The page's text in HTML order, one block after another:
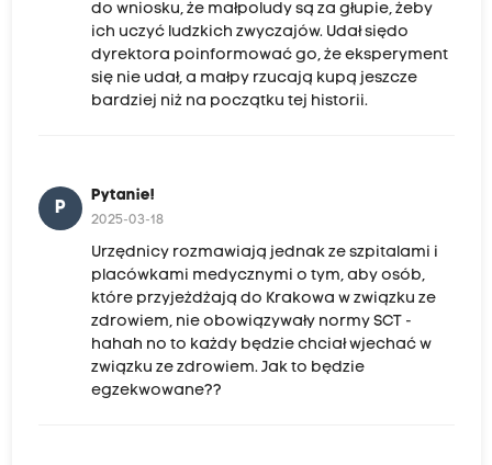
do wniosku, że małpoludy są za głupie, żeby
ich uczyć ludzkich zwyczajów. Udał siędo
dyrektora poinformować go, że eksperyment
się nie udał, a małpy rzucają kupą jeszcze
bardziej niż na początku tej historii.
P
Pytanie!
2025-03-18
Urzędnicy rozmawiają jednak ze szpitalami i
placówkami medycznymi o tym, aby osób,
które przyjeżdżają do Krakowa w związku ze
zdrowiem, nie obowiązywały normy SCT -
hahah no to każdy będzie chciał wjechać w
związku ze zdrowiem. Jak to będzie
egzekwowane??